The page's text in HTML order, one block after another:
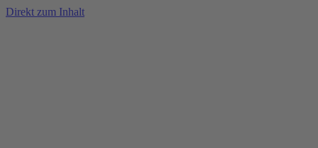
Direkt zum Inhalt